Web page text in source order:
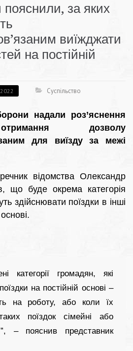
за яких
виїжджати
на постійній
Суспільство
надали роз’яснення
дозволу
для виїзду за межі
речник відомства Олександр
що буде окрема категорія
здійснювати поїздки в інші
категорії громадян, які
на постійній основі –
на роботу, або коли їх
поїздок сімейні або
– пояснив представник